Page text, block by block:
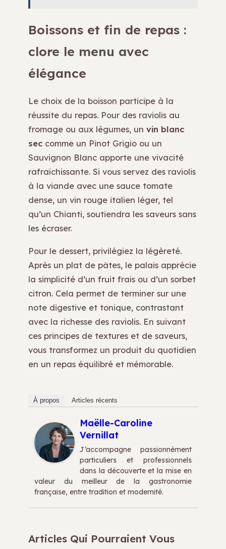
Boissons et fin de repas :
clore le menu avec
élégance
Le choix de la boisson participe à la
réussite du repas. Pour des raviolis au
fromage ou aux légumes, un vin blanc
sec comme un Pinot Grigio ou un
Sauvignon Blanc apporte une vivacité
rafraîchissante. Si vous servez des raviolis
à la viande avec une sauce tomate
dense, un vin rouge italien léger, tel
qu’un Chianti, soutiendra les saveurs sans
les écraser.
Pour le dessert, privilégiez la légèreté.
Après un plat de pâtes, le palais apprécie
la simplicité d’un fruit frais ou d’un sorbet
citron. Cela permet de terminer sur une
note digestive et tonique, contrastant
avec la richesse des raviolis. En suivant
ces principes de textures et de saveurs,
vous transformez un produit du quotidien
en un repas équilibré et mémorable.
À propos Articles récents
Maëlle-Caroline
Vernillat
J’accompagne passionnément
particuliers et professionnels
dans la découverte et la mise en
valeur du meilleur de la gastronomie
française, entre tradition et modernité.
Articles Qui Pourraient Vous